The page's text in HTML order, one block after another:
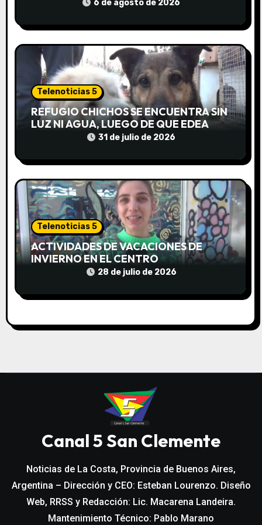
n
t
a
d
s
6 de agosto de 2026
Telenoticias 5
REFUGIO CHICHOS SE ENCUENTRA SIN
LUZ NI AGUA, LUEGO DE QUE EDEA
CORTARA EL SUMINISTRO SIN AVISO
31 de julio de 2026
Telenoticias 5
ACTIVIDADES DE VACACIONES DE
INVIERNO EN EL CENTRO
COMUNITARIO EL TALA
28 de julio de 2026
Canal 5 San Clemente
Noticias de La Costa, Provincia de Buenos Aires,
Argentina – Dirección y CEO: Esteban Lourenzo. Diseño
Web, RRSS y Redacción: Lic. Macarena Landeira.
Mantenimiento Técnico: Pablo Marano